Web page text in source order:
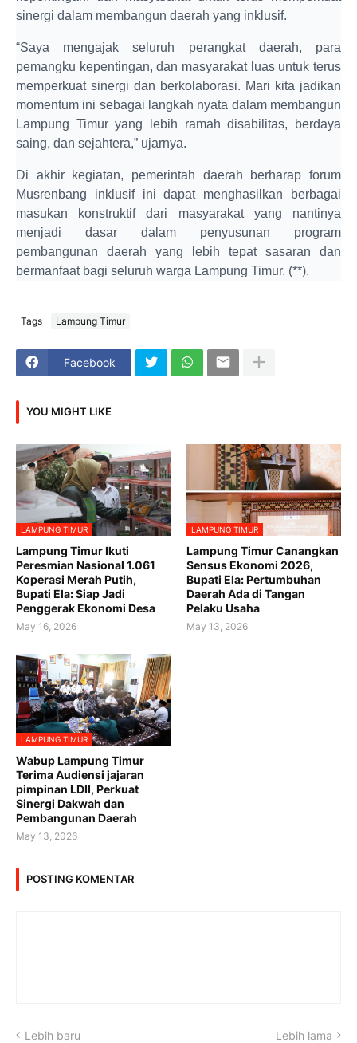
sinergi dalam membangun daerah yang inklusif.
“Saya mengajak seluruh perangkat daerah, para
pemangku kepentingan, dan masyarakat luas untuk terus
memperkuat sinergi dan berkolaborasi. Mari kita jadikan
momentum ini sebagai langkah nyata dalam membangun
Lampung Timur yang lebih ramah disabilitas, berdaya
saing, dan sejahtera,” ujarnya.
Di akhir kegiatan, pemerintah daerah berharap forum
Musrenbang inklusif ini dapat menghasilkan berbagai
masukan konstruktif dari masyarakat yang nantinya
menjadi dasar dalam penyusunan program
pembangunan daerah yang lebih tepat sasaran dan
bermanfaat bagi seluruh warga Lampung Timur. (**).
Tags Lampung Timur
Facebook
YOU MIGHT LIKE
LAMPUNG TIMUR
Lampung Timur Ikuti
Peresmian Nasional 1.061
Koperasi Merah Putih,
Bupati Ela: Siap Jadi
Penggerak Ekonomi Desa
May 16, 2026
LAMPUNG TIMUR
Lampung Timur Canangkan
Sensus Ekonomi 2026,
Bupati Ela: Pertumbuhan
Daerah Ada di Tangan
Pelaku Usaha
May 13, 2026
LAMPUNG TIMUR
Wabup Lampung Timur
Terima Audiensi jajaran
pimpinan LDII, Perkuat
Sinergi Dakwah dan
Pembangunan Daerah
May 13, 2026
POSTING KOMENTAR
Lebih baru Lebih lama